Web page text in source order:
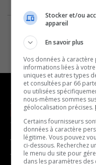
NOUVELLES
- Affaires municipales
- Communauté / Social
Stocker et/ou
appareil
En savoir plus
Vos données à
informations liées à
uniques et autres types
et consultées par 66
ou utilisées
nous-mêmes sommes
géolocalisation précises.
Certains fournisseurs
données à caractère
légitime. Vous pouvez
ci-dessous. Recherchez
le menu du site pour
dans les paramètres